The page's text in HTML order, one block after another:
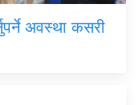
अवस्था कसरी